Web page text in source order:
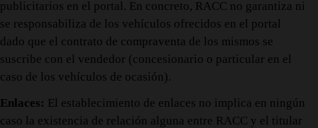
publicitarios en el portal. En concreto, RACC no garantiza ni
se responsabiliza de los vehículos ofrecidos en el portal
dado que el contrato de compraventa de los mismos se
suscribe con el vendedor (concesionario o particular en el
caso de los vehículos de ocasión).
Enlaces: El establecimiento de enlaces no implica en ningún
caso la existencia de relación alguna entre RACC y el titular